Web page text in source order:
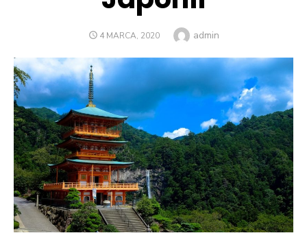
POSTED
4 MARCA, 2020 Author
admin